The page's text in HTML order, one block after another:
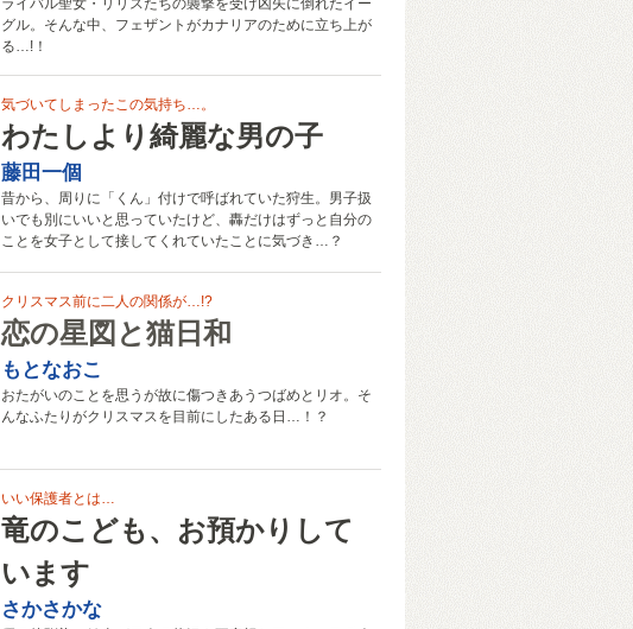
ライバル聖女・リリスたちの襲撃を受け凶矢に倒れたイー
グル。そんな中、フェザントがカナリアのために立ち上が
る…!！
気づいてしまったこの気持ち…。
わたしより綺麗な男の子
藤田一個
昔から、周りに「くん」付けで呼ばれていた狩生。男子扱
いでも別にいいと思っていたけど、轟だけはずっと自分の
ことを女子として接してくれていたことに気づき…？
クリスマス前に二人の関係が…!?
恋の星図と猫日和
もとなおこ
おたがいのことを思うが故に傷つきあうつばめとリオ。そ
んなふたりがクリスマスを目前にしたある日…！？
いい保護者とは…
竜のこども、お預かりして
います
さかさかな